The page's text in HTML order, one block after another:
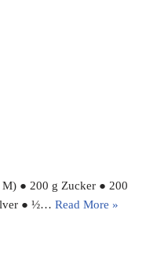
● 200 g Zucker ● 200
● ½… Read More »